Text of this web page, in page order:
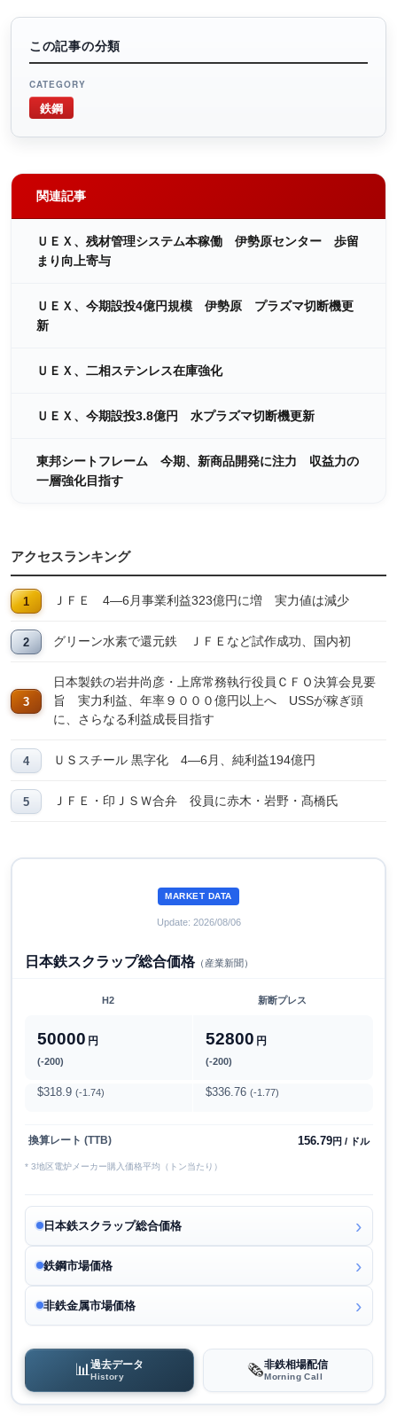
この記事の分類
CATEGORY
鉄鋼
関連記事
ＵＥＸ、残材管理システム本稼働 伊勢原センター 歩留
まり向上寄与
ＵＥＸ、今期設投4億円規模 伊勢原 プラズマ切断機更
新
ＵＥＸ、二相ステンレス在庫強化
ＵＥＸ、今期設投3.8億円 水プラズマ切断機更新
東邦シートフレーム 今期、新商品開発に注力 収益力の
一層強化目指す
アクセスランキング
ＪＦＥ 4―6月事業利益323億円に増 実力値は減少
グリーン水素で還元鉄 ＪＦＥなど試作成功、国内初
日本製鉄の岩井尚彦・上席常務執行役員ＣＦＯ決算会見要
旨 実力利益、年率９０００億円以上へ USSが稼ぎ頭
に、さらなる利益成長目指す
ＵＳスチール 黒字化 4―6月、純利益194億円
ＪＦＥ・印ＪＳＷ合弁 役員に赤木・岩野・髙橋氏
MARKET DATA
Update: 2026/08/06
日本鉄スクラップ総合価格（産業新聞）
H2 新断プレス
50000 円
(-200)
52800 円
(-200)
$318.9 (-1.74) $336.76 (-1.77)
換算レート (TTB) 156.79円 / ドル
* 3地区電炉メーカー購入価格平均（トン当たり）
日本鉄スクラップ総合価格
鉄鋼市場価格
非鉄金属市場価格
📊過去データ
History 🗞️非鉄相場配信
Morning Call